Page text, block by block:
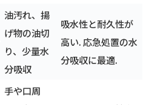
油汚れ、揚
げ物の油切
り、少量水
分吸収
吸水性と耐久性が
高い. 応急処置の水
分吸収に最適.
手や口周